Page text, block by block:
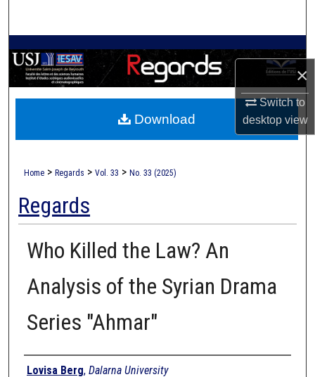
×
Switch to
desktopview
Browse Collections
My Account
About
Home > Regards > Vol. 33 > No. 33 (2025)
Regards
Who Killed the Law? An
Analysis of the Syrian Drama
Series "Ahmar"
Authors
Lovisa Berg, Dalarna University
Download